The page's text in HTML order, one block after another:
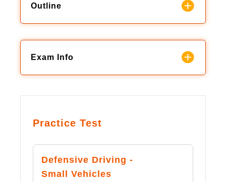
Outline
Exam Info
Practice Test
Defensive Driving -
Small Vehicles